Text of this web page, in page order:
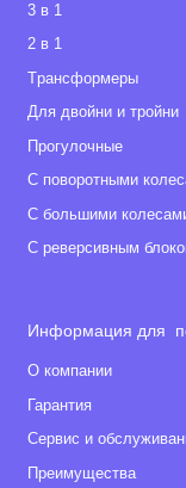
3 в 1
2 в 1
Tрансформеры
Для двойни и тройни
Прогулочные
С поворотными
С большими
С реверсивным
Информация для
О компании
Гарантия
Сервис и
Преимущества